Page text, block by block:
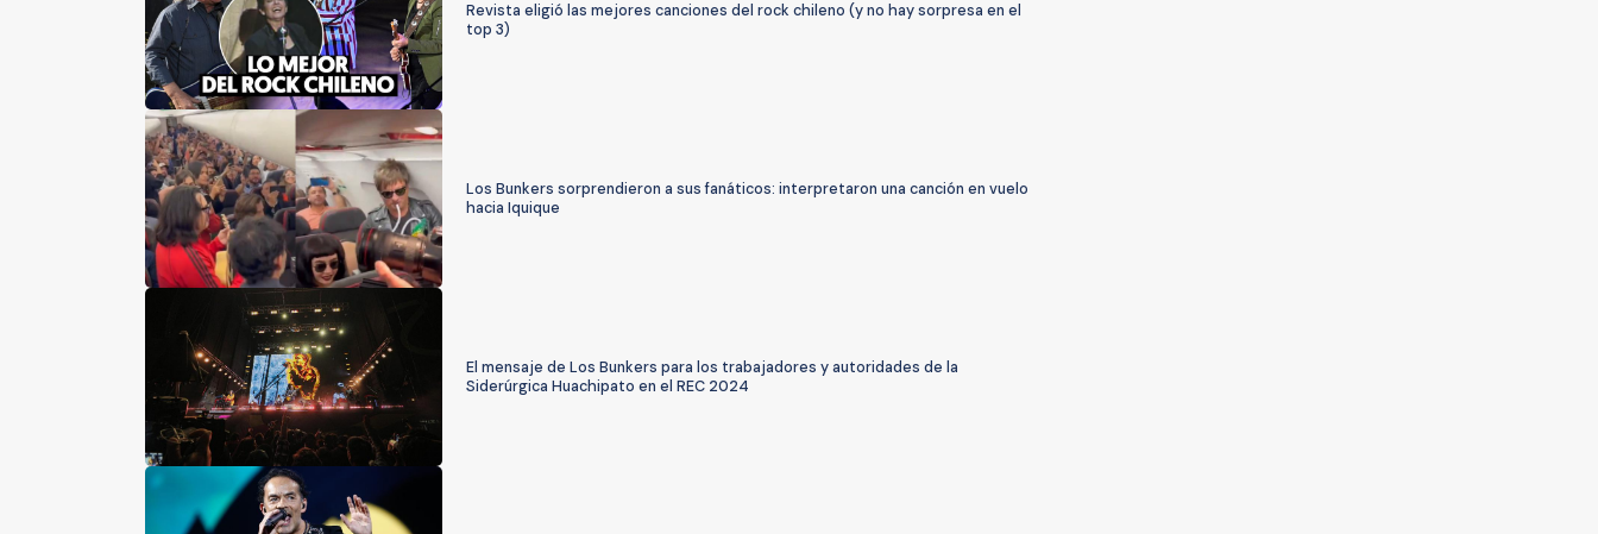
Revista eligió las mejores canciones del rock chileno (y no hay sorpresa en el
top 3)
Los Bunkers sorprendieron a sus fanáticos: interpretaron una canción en vuelo
hacia Iquique
El mensaje de Los Bunkers para los trabajadores y autoridades de la
Siderúrgica Huachipato en el REC 2024